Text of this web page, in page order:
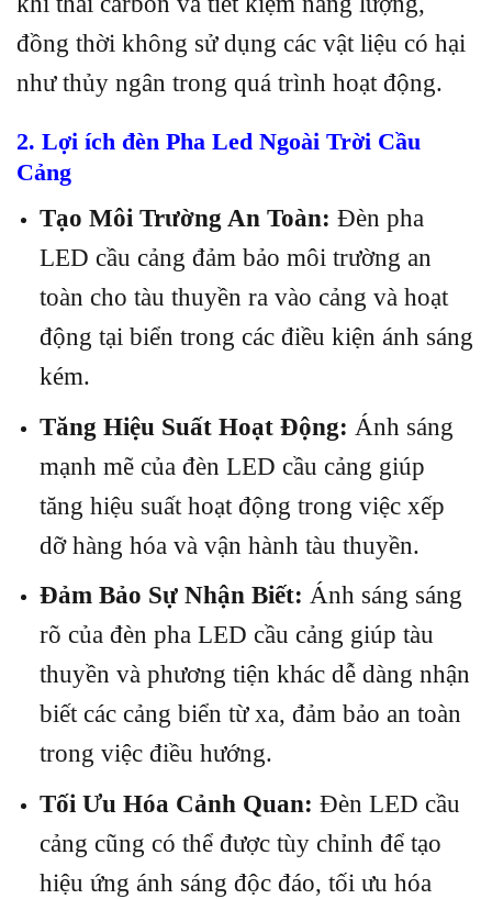
đồng thời không sử dụng các vật liệu có hại
như thủy ngân trong quá trình hoạt động.
2. Lợi ích đèn Pha Led Ngoài Trời Cầu
Cảng
Tạo Môi Trường An Toàn: Đèn pha
LED cầu cảng đảm bảo môi trường an
toàn cho tàu thuyền ra vào cảng và hoạt
động tại biển trong các điều kiện ánh sáng
kém.
Tăng Hiệu Suất Hoạt Động: Ánh sáng
mạnh mẽ của đèn LED cầu cảng giúp
tăng hiệu suất hoạt động trong việc xếp
dỡ hàng hóa và vận hành tàu thuyền.
Đảm Bảo Sự Nhận Biết: Ánh sáng sáng
rõ của đèn pha LED cầu cảng giúp tàu
thuyền và phương tiện khác dễ dàng nhận
biết các cảng biển từ xa, đảm bảo an toàn
trong việc điều hướng.
Tối Ưu Hóa Cảnh Quan: Đèn LED cầu
cảng cũng có thể được tùy chỉnh để tạo
hiệu ứng ánh sáng độc đáo, tối ưu hóa